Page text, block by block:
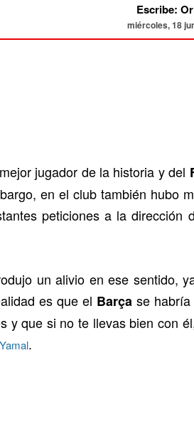
Escribe:
miércoles, 18
jugador de la historia y del
en el club también hubo
peticiones a la
un alivio en ese sentido,
es que el Barça se
y que si no te llevas bien con
.